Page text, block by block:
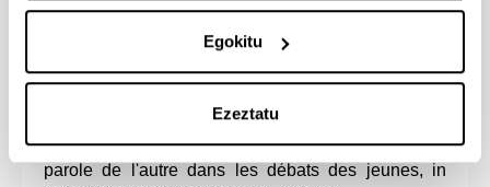
Egokitu
Ezeztatu
Literatura Vasca en la Educación Primaria: enfoque
y características. Objetivos, contenidos y criterios
de evaluación. Cuerpo de maestros. Educación
Garro, E.; Idiazabal, I. & Larringan, L.M. (2007) La
parole de l'autre dans les débats des jeunes, in